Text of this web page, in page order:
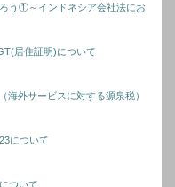
う①～インドネシア会社法にお
居住証明)について
海外サービスに対する源泉税）
について
ついて